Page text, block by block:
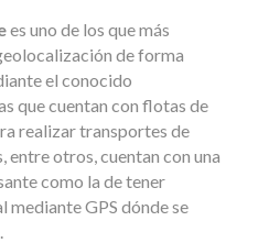
es uno de los que más
de forma
el conocido
que cuentan con flotas de
realizar transportes de
entre otros, cuentan con una
como la de tener
mediante GPS dónde se